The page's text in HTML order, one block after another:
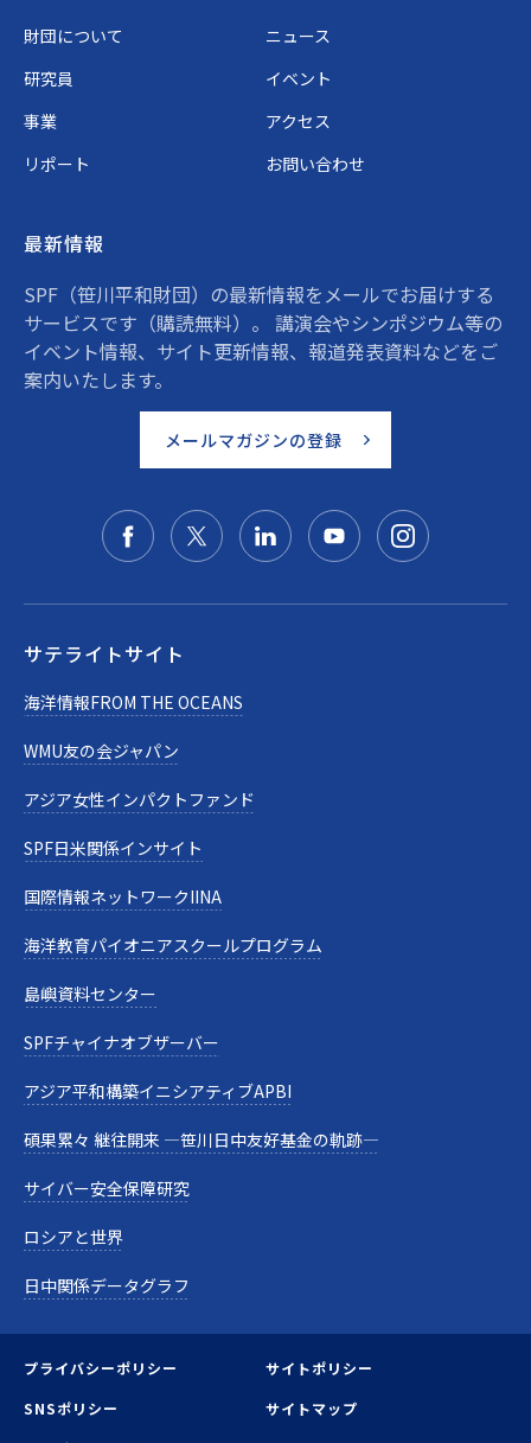
財団について
ニュース
研究員
イベント
事業
アクセス
リポート
お問い合わせ
最新情報
SPF（笹川平和財団）の最新情報をメールでお届けする
サービスです（購読無料）。 講演会やシンポジウム等の
イベント情報、サイト更新情報、報道発表資料などをご
案内いたします。
メールマガジンの登録
サテライトサイト
海洋情報FROM THE OCEANS
WMU友の会ジャパン
アジア女性インパクトファンド
SPF日米関係インサイト
国際情報ネットワークIINA
海洋教育パイオニアスクールプログラム
島嶼資料センター
SPFチャイナオブザーバー
アジア平和構築イニシアティブAPBI
碩果累々 継往開来 —笹川日中友好基金の軌跡—
サイバー安全保障研究
ロシアと世界
日中関係データグラフ
プライバシーポリシー
サイトポリシー
SNSポリシー
サイトマップ